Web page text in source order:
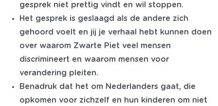
gesprek niet prettig vindt en wil stoppen.
Het gesprek is geslaagd als de andere zich
gehoord voelt en jij je verhaal hebt kunnen doen
over waarom Zwarte Piet veel mensen
discrimineert en waarom mensen voor
verandering pleiten.
Benadruk dat het om Nederlanders gaat, die
opkomen voor zichzelf en hun kinderen om niet